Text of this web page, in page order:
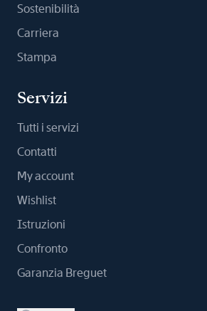
Sostenibilità
Carriera
Stampa
Servizi
Tutti i servizi
Contatti
My account
Wishlist
Istruzioni
Confronto
Garanzia Breguet